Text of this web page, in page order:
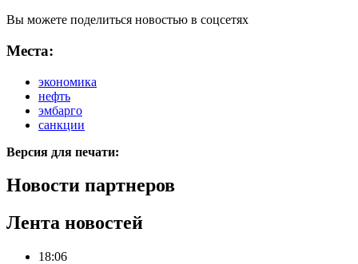
Вы можете поделиться новостью в соцсетях
Места:
экономика
нефть
эмбарго
санкции
Версия для печати:
Новости партнеров
Лента новостей
18:06